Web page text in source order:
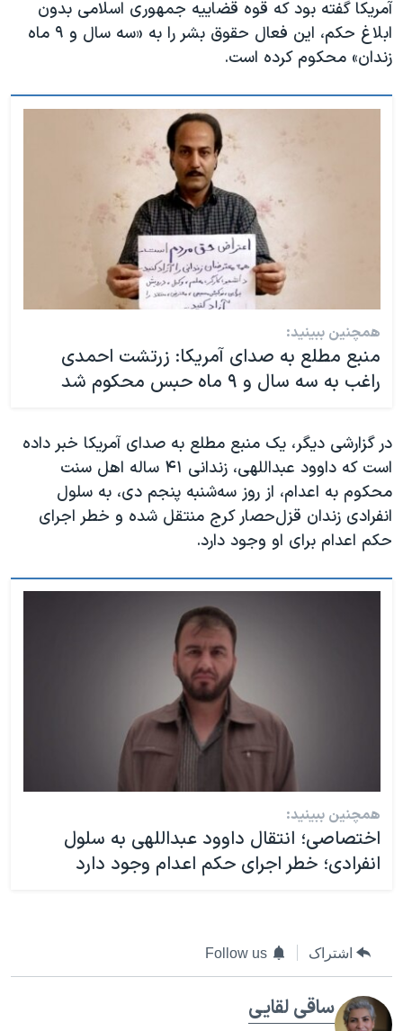
آمریکا گفته بود که قوه قضاییه جمهوری اسلامی بدون
ابلاغ حکم، این فعال حقوق بشر را به «سه سال و ۹ ماه
زندان» محکوم کرده است.
همچنین ببینید:
منبع مطلع به صدای آمریکا: زرتشت احمدی
راغب به سه سال و ۹ ماه حبس محکوم شد
در گزارشی دیگر، یک منبع مطلع به صدای آمریکا خبر داده
است که داوود عبداللهی، زندانی ۴۱ ساله اهل سنت
محکوم به اعدام، از روز سه‌شنبه پنجم دی، به سلول
انفرادی زندان قزل‌حصار کرج منتقل شده و خطر اجرای
حکم اعدام برای او وجود دارد.
همچنین ببینید:
اختصاصی؛ انتقال داوود عبداللهی به سلول
انفرادی؛ خطر اجرای حکم اعدام وجود دارد
اشتراک Follow us
ساقی لقایی